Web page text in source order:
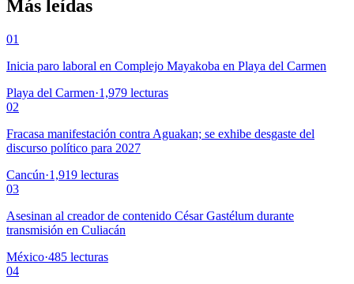
Más leídas
01
Inicia paro laboral en Complejo Mayakoba en Playa del Carmen
Playa del Carmen·1,979 lecturas
02
Fracasa manifestación contra Aguakan; se exhibe desgaste del
discurso político para 2027
Cancún·1,919 lecturas
03
Asesinan al creador de contenido César Gastélum durante
transmisión en Culiacán
México·485 lecturas
04